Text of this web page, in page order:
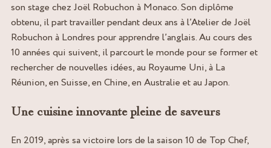
son stage chez Joël Robuchon à Monaco. Son diplôme
obtenu, il part travailler pendant deux ans à l’Atelier de Joël
Robuchon à Londres pour apprendre l’anglais. Au cours des
10 années qui suivent, il parcourt le monde pour se former et
rechercher de nouvelles idées, au Royaume Uni, à La
Réunion, en Suisse, en Chine, en Australie et au Japon.
Une cuisine innovante pleine de saveurs
En 2019, après sa victoire lors de la saison 10 de Top Chef,